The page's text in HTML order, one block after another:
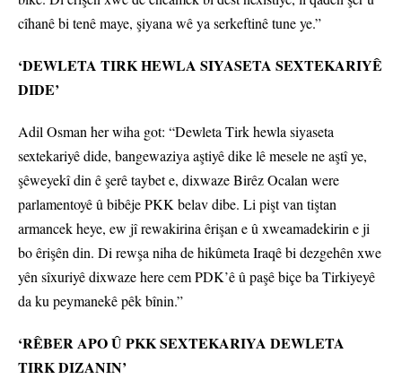
cîhanê bi tenê maye, şiyana wê ya serkeftinê tune ye.”
‘DEWLETA TIRK HEWLA SIYASETA SEXTEKARIYÊ
DIDE’
Adil Osman her wiha got: “Dewleta Tirk hewla siyaseta
sextekariyê dide, bangewaziya aştiyê dike lê mesele ne aştî ye,
şêweyekî din ê şerê taybet e, dixwaze Birêz Ocalan were
parlamentoyê û bibêje PKK belav dibe. Li pişt van tiştan
armancek heye, ew jî rewakirina êrişan e û xweamadekirin e ji
bo êrişên din. Di rewşa niha de hikûmeta Iraqê bi dezgehên xwe
yên sîxuriyê dixwaze here cem PDK’ê û paşê biçe ba Tirkiyeyê
da ku peymanekê pêk bînin.”
‘RÊBER APO Û PKK SEXTEKARIYA DEWLETA
TIRK DIZANIN’